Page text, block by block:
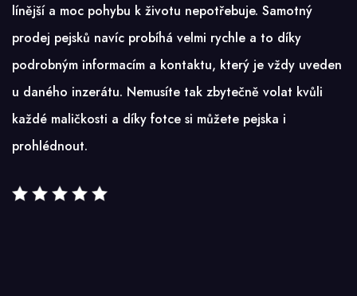
línější a moc pohybu k životu nepotřebuje. Samotný
prodej pejsků navíc probíhá velmi rychle a to díky
podrobným informacím a kontaktu, který je vždy uveden
u daného inzerátu. Nemusíte tak zbytečně volat kvůli
každé maličkosti a díky fotce si můžete pejska i
prohlédnout.